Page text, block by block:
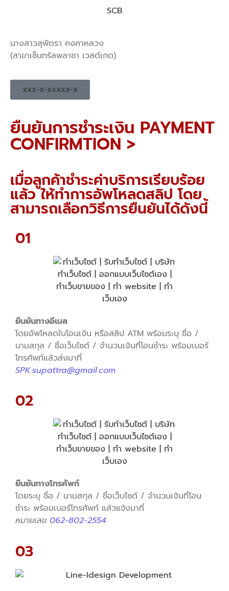
SCB
นางสาวสุพัตรา คงคาหลวง
(สาขาเซ็นทรัลพลาซา เวสต์เกต)
xxx-x-xxxxx-x
ยืนยันการชำระเงิน PAYMENT
CONFIRMTION >
เมื่อลูกค้าชำระค่าบริการเรียบร้อย
แล้ว ให้ทำการอัพโหลดสลิป โดย
สามารถเลือกวิธีการยืนยันได้ดังนี้
01
ยืนยันทางอีเมล
โดยอัพโหลดใบโอนเงิน หรือสลิป ATM พร้อมระบุ ชื่อ /
นามสกุล / ชื่อเว็บไซต์ / จำนวนเงินที่โอนชำระ พร้อมเบอร์
โทรศัพท์แล้วส่งมาที่
SPK.supattra@gmail.com
02
ยืนยันทางโทรศัพท์
โดยระบุ ชื่อ / นามสกุล / ชื่อเว็บไซต์ / จำนวนเงินที่โอน
ชำระ พร้อมเบอร์โทรศัพท์ แล้วแจ้งมาที่
หมายเลข 062-802-2554
03